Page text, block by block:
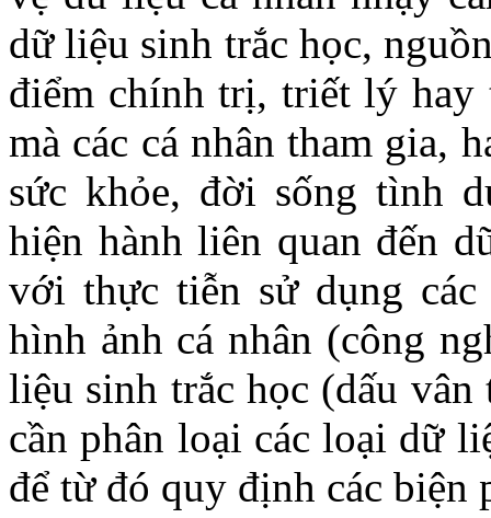
dữ liệu sinh trắc học,
điểm chính trị, triết lý hay
mà các cá nhân tham gia,
sức khỏe, đời sống tình
hiện hành liên quan đến
với thực tiễn sử dụng
hình ảnh cá nhân (công
liệu sinh trắc học (dấu
cần phân loại các loại dữ
để từ đó quy định các biện